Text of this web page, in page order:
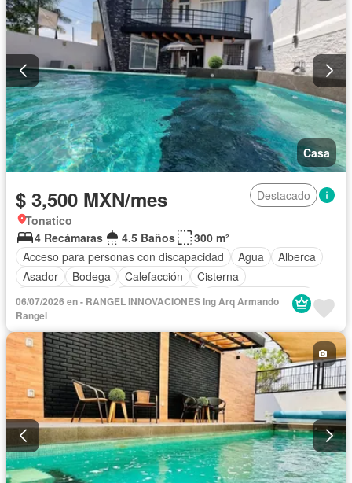
Permite mascotas
Permite niños
Solo familias
Completamente amueblado
Casa
$ 3,500 MXN/mes
Destacado
Tonatico
4 Recámaras
4.5 Baños
300 m²
Acceso para personas con discapacidad
Agua
Alberca
Asador
Bodega Calefacción
Cisterna
Cocina equipada
Cocina integral
Cuarto de Limpieza
Cuarto de servicio
Internet
Jacuzzi Jardín
Recámara con closet
Sala polivalente
Seguridad
Televisión por cable
Terraza
Vista panorámica Wifi
Zonas verdes
Permite mascotas
Permite niños
Solo familias
Completamente amueblado
06/07/2026 en - RANGEL INNOVACIONES Ing Arq Armando
Rangel